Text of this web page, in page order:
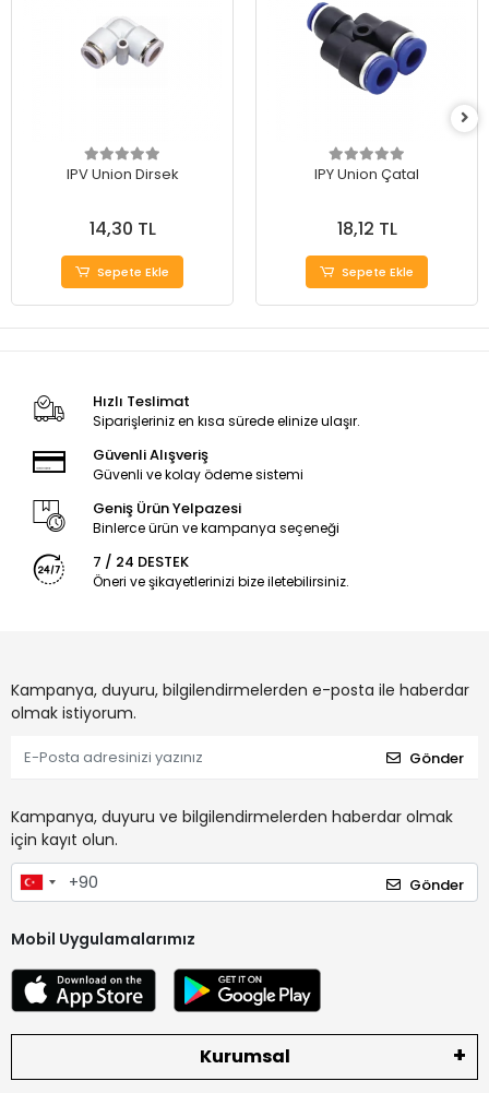
IPV Union Dirsek
14,30 TL
Sepete Ekle
IPY Union Çatal
18,12 TL
Sepete Ekle
Hızlı Teslimat
Siparişleriniz en kısa sürede elinize ulaşır.
Güvenli Alışveriş
Güvenli ve kolay ödeme sistemi
Geniş Ürün Yelpazesi
Binlerce ürün ve kampanya seçeneği
7 / 24 DESTEK
Öneri ve şikayetlerinizi bize iletebilirsiniz.
Kampanya, duyuru, bilgilendirmelerden e-posta ile haberdar
olmak istiyorum.
Gönder
Kampanya, duyuru ve bilgilendirmelerden haberdar olmak
için kayıt olun.
Gönder
Mobil Uygulamalarımız
Kurumsal